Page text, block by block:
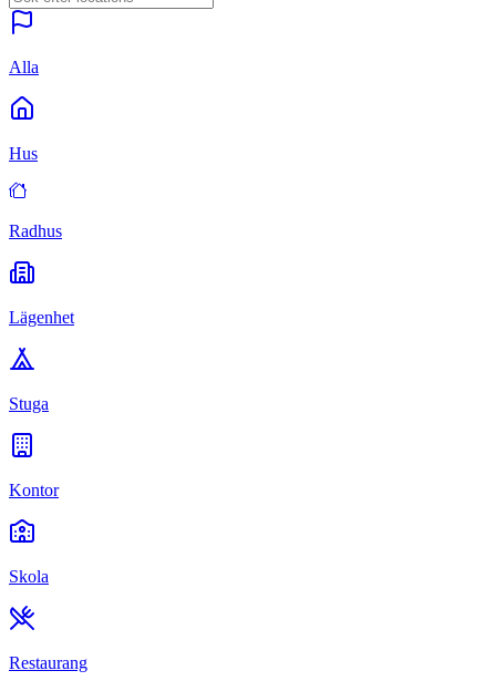
Alla
Hus
Radhus
Lägenhet
Stuga
Kontor
Skola
Restaurang